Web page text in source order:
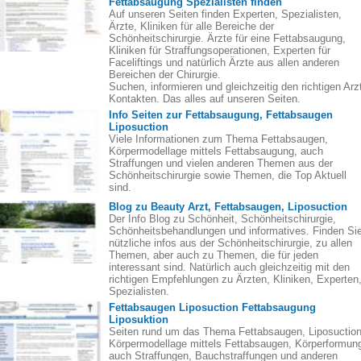
Auf unseren Seiten finden Experten, Spezialisten,
Ärzte, Kliniken für alle Bereiche der
Schönheitschirurgie. Ärzte für eine Fettabsaugung,
Kliniken für Straffungsoperationen, Experten für
Faceliftings und natürlich Ärzte aus allen anderen
Bereichen der Chirurgie.
Suchen, informieren und gleichzeitig den richtigen
Kontakten. Das alles auf unseren Seiten.
Info Seiten zur Fettabsaugung, Fettabsaugen
Liposuction
Viele Informationen zum Thema Fettabsaugen,
Körpermodellage mittels Fettabsaugung, auch
Straffungen und vielen anderen Themen aus der
Schönheitschirurgie sowie Themen, die Top Aktuell
sind.
Blog zu Beauty Arzt, Fettabsaugen, Liposuction
Der Info Blog zu Schönheit, Schönheitschirurgie,
Schönheitsbehandlungen und informatives. Finden
nützliche infos aus der Schönheitschirurgie, zu allen
Themen, aber auch zu Themen, die für jeden
interessant sind. Natürlich auch gleichzeitig mit den
richtigen Empfehlungen zu Ärzten, Kliniken, Experten,
Spezialisten.
Fettabsaugen Liposuction Fettabsaugung
Liposuktion
Seiten rund um das Thema Fettabsaugen,
Körpermodellage mittels Fettabsaugen,
auch Straffungen, Bauchstraffungen und anderen